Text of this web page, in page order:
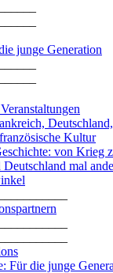
junge Generation
Kultur
von Krieg
mal
Für die junge